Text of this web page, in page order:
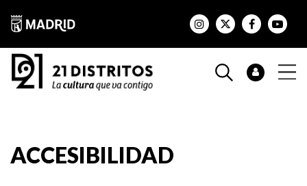
ACCESIBILIDAD